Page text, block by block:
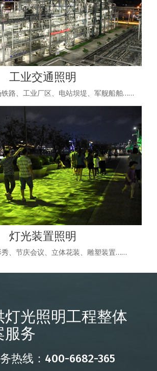
工业交通照明
路、工业厂区、电站坝堤、军舰船舶……
灯光装置照明
、节庆会议、立体花装、雕塑装置……
灯光照明工程整体
服务
热线：400-6682-365